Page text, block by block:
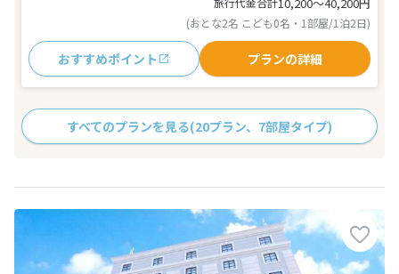
(おとな2名 こども0名・1部屋/1泊2日)
おすすめポイント プランの詳細
すべてのプランを見る(20プラン、7部屋タイプ)